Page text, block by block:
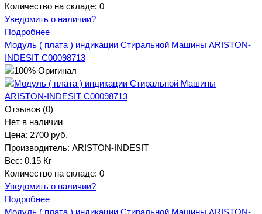
Количество на складе: 0
Уведомить о наличии?
Подробнее
Модуль ( плата ) индикации Стиральной Машины ARISTON-
INDESIT C00098713
Отзывов (0)
Нет в наличии
Цена: 2700 руб.
Производитель: ARISTON-INDESIT
Вес: 0.15 Кг
Количество на складе: 0
Уведомить о наличии?
Подробнее
Модуль ( плата ) индикации Стиральной Машины ARISTON-